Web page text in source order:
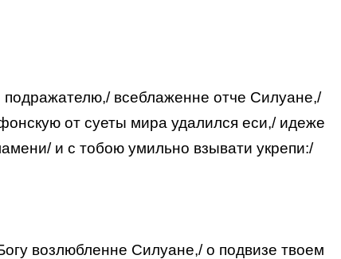
всеблаженне отче Силуане,/
от суеты мира удалился еси,/ идеже
и с тобою умильно взывати укрепи:/
возлюбленне Силуане,/ о подвизе твоем